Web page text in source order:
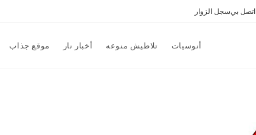
اتصل بيسجل الزوار
أنوسيات تلاطيش منوعه أخبار نار موقع جذاب